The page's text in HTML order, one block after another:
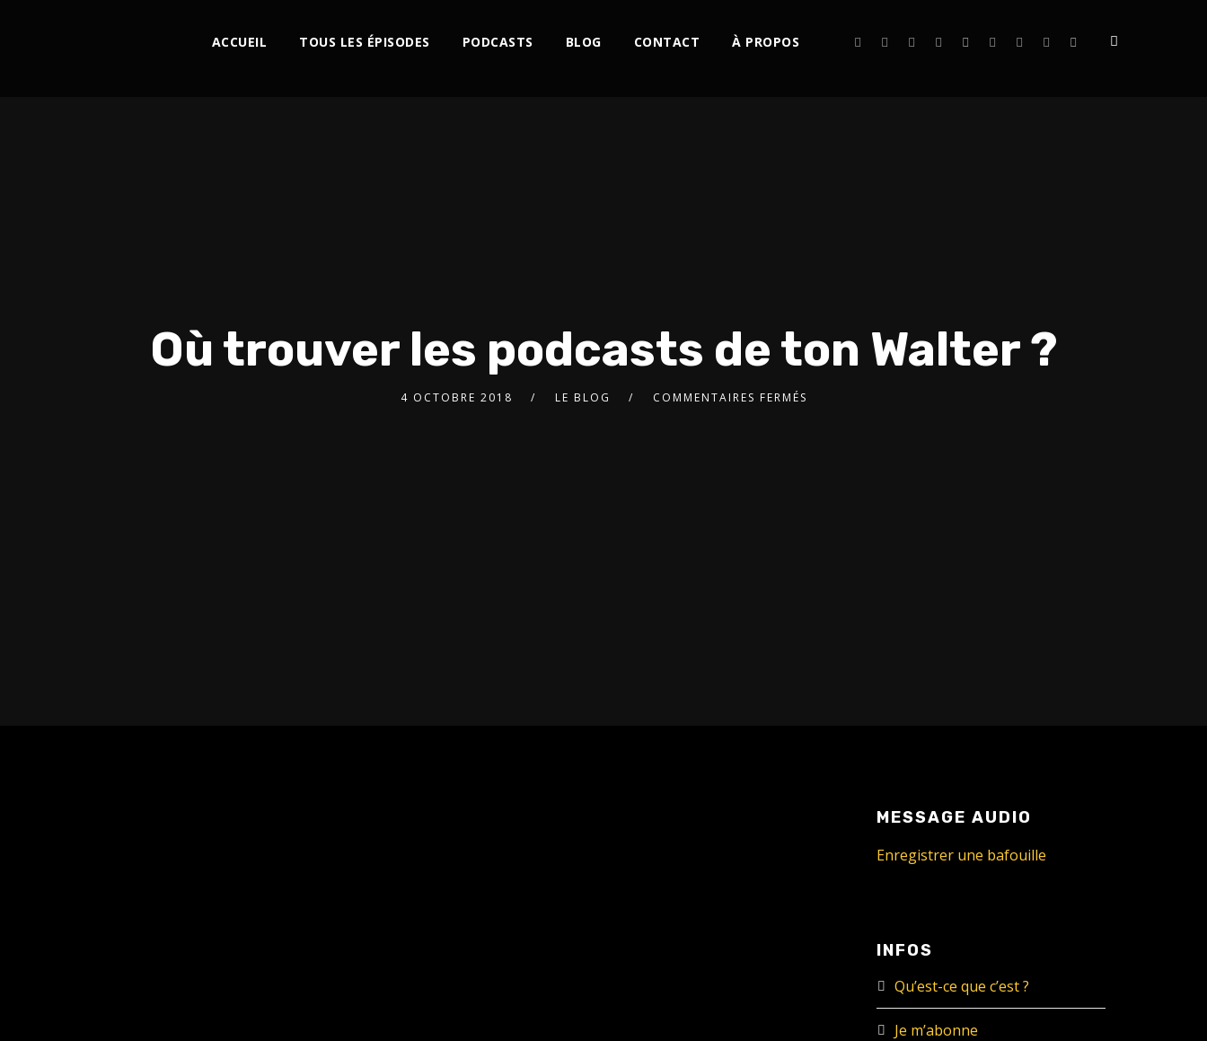
ACCUEIL TOUS LES ÉPISODES PODCASTS BLOG CONTACT À PROPOS
Où trouver les podcasts de ton Walter ?
4 OCTOBRE 2018 LE BLOG COMMENTAIRES FERMÉS
MESSAGE AUDIO
Enregistrer une bafouille
INFOS
Qu’est-ce que c’est ?
Je m’abonne